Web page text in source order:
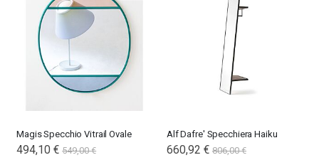
Magis Specchio Vitrail Ovale
494,10 € 549,00 €
Alf Dafre' Specchiera Haiku
660,92 € 806,00 €